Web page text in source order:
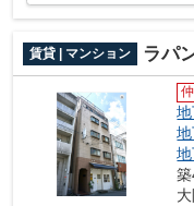
賃貸 | マンション ラパ